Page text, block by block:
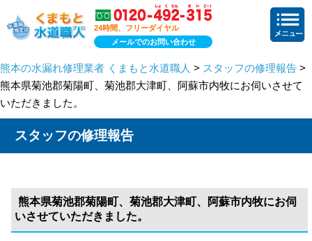
24時間、フリーダイヤル
メールでのお問い合わせ
熊本の水漏れ修理業者 くまもと水道職人 > スタッフの修理報告 >
熊本県菊池郡菊陽町、菊池郡大津町、阿蘇市内牧にお伺いさせて
いただきました。
スタッフの修理報告
熊本県菊池郡菊陽町、菊池郡大津町、阿蘇市内牧にお伺
いさせていただきました。